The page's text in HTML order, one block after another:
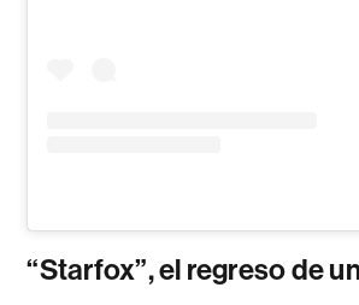
“Starfox”, el regreso de